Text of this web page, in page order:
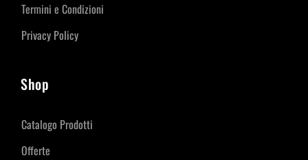
Termini e Condizioni
Privacy Policy
Shop
Catalogo Prodotti
Offerte